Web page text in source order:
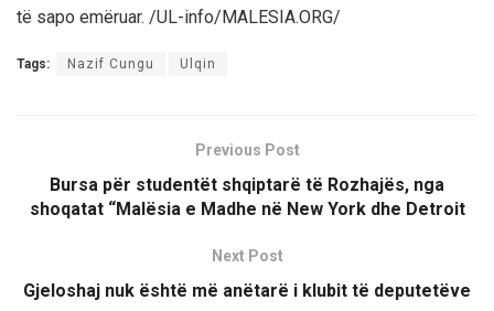
të sapo emëruar. /UL-info/MALESIA.ORG/
Tags: Nazif Cungu Ulqin
Previous Post
Bursa për studentët shqiptarë të Rozhajës, nga
shoqatat “Malësia e Madhe në New York dhe Detroit
Next Post
Gjeloshaj nuk është më anëtarë i klubit të deputetëve